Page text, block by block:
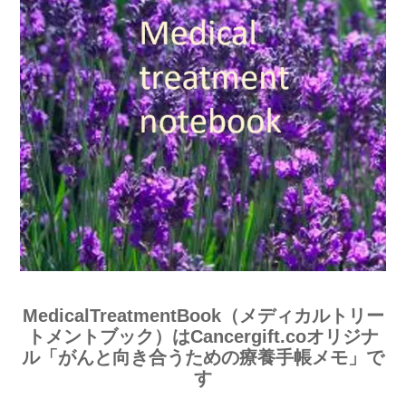
MedicalTreatmentBook（メディカルトリー
トメントブック）はCancergift.coオリジナ
ル「がんと向き合うための療養手帳メモ」で
す